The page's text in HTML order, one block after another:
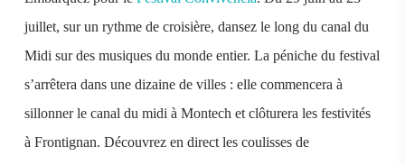
juillet, sur un rythme de croisière, dansez le long du canal du
Midi sur des musiques du monde entier. La péniche du festival
s’arrêtera dans une dizaine de villes : elle commencera à
sillonner le canal du midi à Montech et clôturera les festivités
à Frontignan.Découvrez en direct les coulisses de